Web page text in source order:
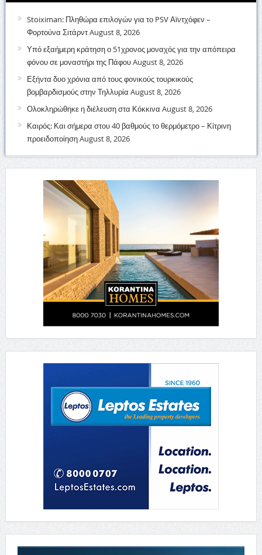
Stoiximan: Πληθώρα επιλογών για το PSV Αϊντχόφεν –
Φορτούνα ΣιτάρντAugust 8, 2026
Υπό εξαήμερη κράτηση ο 51χρονος μοναχός για την απόπειρα
φόνου σε μοναστήρι της ΠάφουAugust 8, 2026
Εξήντα δυο χρόνια από τους φονικούς τουρκικούς
βομβαρδισμούς στην Τηλλυρία August 8, 2026
Ολοκληρώθηκε η διέλευση στα Κόκκινα August 8, 2026
Καιρός: Και σήμερα στου 40 βαθμούς το θερμόμετρο – Κίτρινη
προειδοποίησηAugust 8, 2026